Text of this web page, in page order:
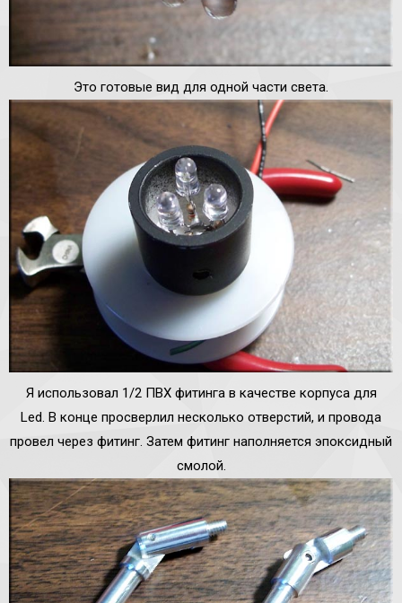
Это готовые вид для одной части света.
Я использовал 1/2 ПВХ фитинга в качестве корпуса для
Led. В конце просверлил несколько отверстий, и провода
провел через фитинг. Затем фитинг наполняется эпоксидный
смолой.